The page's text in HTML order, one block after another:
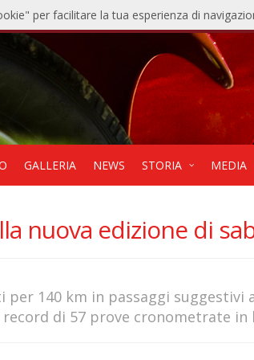
GALLERIA NEWS STORIA MEDIA
nuova edizione di
140 km in passaggi suggestivi
di 57 prove cronometrate
per facilitare la tua esperienza di